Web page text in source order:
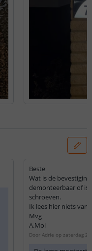
Beste
Wat is de
demonteerbaar of is
schroeven.
Ik lees hier niets van
Mvg
A.Mol
Door Adrie op zaterdag